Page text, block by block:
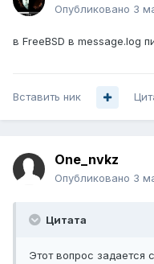
Опубликовано 3
в FreeBSD в message.log
Вставить ник
One_nvkz
Опубликовано 3
Цитата
Этот вопрос задается